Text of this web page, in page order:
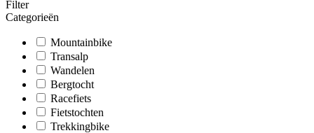
Filter
Categorieën
Mountainbike
Transalp
Wandelen
Bergtocht
Racefiets
Fietstochten
Trekkingbike